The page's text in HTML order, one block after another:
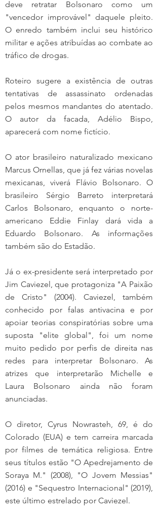
deve retratar Bolsonaro como um
"vencedor improvável" daquele pleito.
O enredo também inclui seu histórico
militar e ações atribuídas ao combate ao
tráfico de drogas.
Roteiro sugere a existência de outras
tentativas de assassinato ordenadas
pelos mesmos mandantes do atentado.
O autor da facada, Adélio Bispo,
aparecerá com nome fictício.
O ator brasileiro naturalizado mexicano
Marcus Ornellas, que já fez várias novelas
mexicanas, viverá Flávio Bolsonaro. O
brasileiro Sérgio Barreto interpretará
Carlos Bolsonaro, enquanto o norte-
americano Eddie Finlay dará vida a
Eduardo Bolsonaro. As informações
também são do Estadão.
Já o ex-presidente será interpretado por
Jim Caviezel, que protagoniza "A Paixão
de Cristo" (2004). Caviezel, também
conhecido por falas antivacina e por
apoiar teorias conspiratórias sobre uma
suposta "elite global", foi um nome
muito pedido por perfis de direita nas
redes para interpretar Bolsonaro. As
atrizes que interpretarão Michelle e
Laura Bolsonaro ainda não foram
anunciadas.
O diretor, Cyrus Nowrasteh, 69, é do
Colorado (EUA) e tem carreira marcada
por filmes de temática religiosa. Entre
seus títulos estão "O Apedrejamento de
Soraya M." (2008), "O Jovem Messias"
(2016) e "Sequestro Internacional" (2019),
este último estrelado por Caviezel.